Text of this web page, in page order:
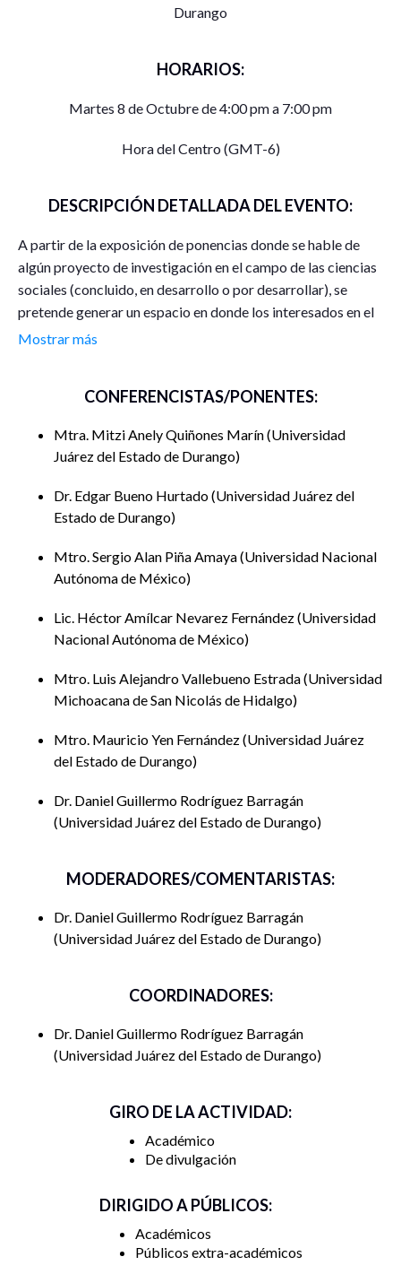
Durango
HORARIOS:
Martes 8 de Octubre de 4:00 pm a 7:00 pm
Hora del Centro (GMT-6)
DESCRIPCIÓN DETALLADA DEL EVENTO:
A partir de la exposición de ponencias donde se hable de
algún proyecto de investigación en el campo de las ciencias
sociales (concluido, en desarrollo o por desarrollar), se
pretende generar un espacio en donde los interesados en el
desarrollo de las ciencias sociales en Durango, puedan llevar
transdisciplinaria, así como fomentar el diálogo de saberes,
profesores, investigadores, estudiantes y personas de la
Mostrar más
CONFERENCISTAS/PONENTES:
Mtra. Mitzi Anely Quiñones Marín Universidad
Juárez del Estado de Durango
Dr. Edgar Bueno Hurtado Universidad Juárez del
Estado de Durango
Mtro. Sergio Alan Piña Amaya Universidad Nacional
Autónoma de México
Lic. Héctor Amílcar Nevarez Fernández Universidad
Nacional Autónoma de México
Mtro. Luis Alejandro Vallebueno Estrada Universidad
Michoacana de San Nicolás de Hidalgo
Mtro. Mauricio Yen Fernández Universidad Juárez
del Estado de Durango
Dr. Daniel Guillermo Rodríguez Barragán
Universidad Juárez del Estado de Durango
MODERADORES/COMENTARISTAS:
Dr. Daniel Guillermo Rodríguez Barragán
Universidad Juárez del Estado de Durango
COORDINADORES:
Dr. Daniel Guillermo Rodríguez Barragán
Universidad Juárez del Estado de Durango
GIRO DE LA ACTIVIDAD:
Académico
De divulgación
DIRIGIDO A PÚBLICOS:
Académicos
Públicos extra-académicos